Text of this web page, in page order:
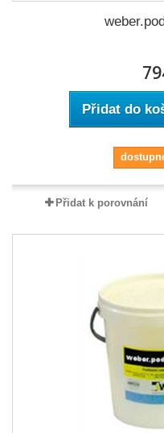
Přidat do
Přidat k porovnání